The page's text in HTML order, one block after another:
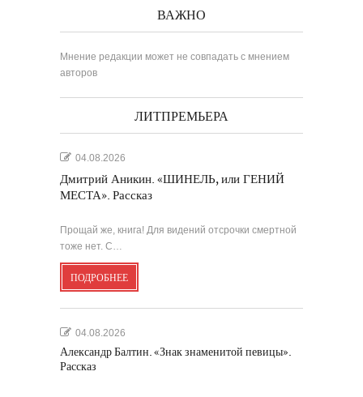
ВАЖНО
Мнение редакции может не совпадать с мнением
авторов
ЛИТПРЕМЬЕРА
04.08.2026
Дмитрий Аникин. «ШИНЕЛЬ, или ГЕНИЙ
МЕСТА». Рассказ
Прощай же, книга! Для видений отсрочки смертной
тоже нет. С…
ПОДРОБНЕЕ
04.08.2026
Александр Балтин. «Знак знаменитой певицы».
Рассказ